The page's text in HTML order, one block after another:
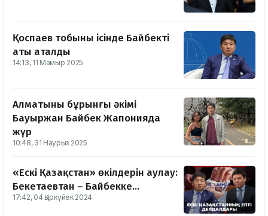
Қоспаев тобының ісінде Байбектің
аты аталды
14:13, 11 Мамыр 2025
Алматының бұрынғы әкімі
Бауыржан Байбек Жапонияда
жүр
10:48, 31 Наурыз 2025
«Ескі Қазақстан» өкілдерін аулау:
Бекетаевтан – Байбекке...
17:42, 04 Қыркүйек 2024